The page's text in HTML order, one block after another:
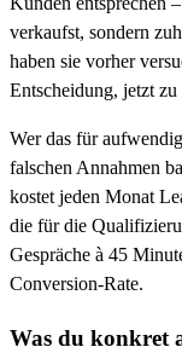
verkaufst, sondern
haben sie vorher
Entscheidung, jetzt
Wer das für
falschen Annahmen
kostet jeden Monat
die für die
Gespräche à 45
Conversion-Rate.
Was du konkret